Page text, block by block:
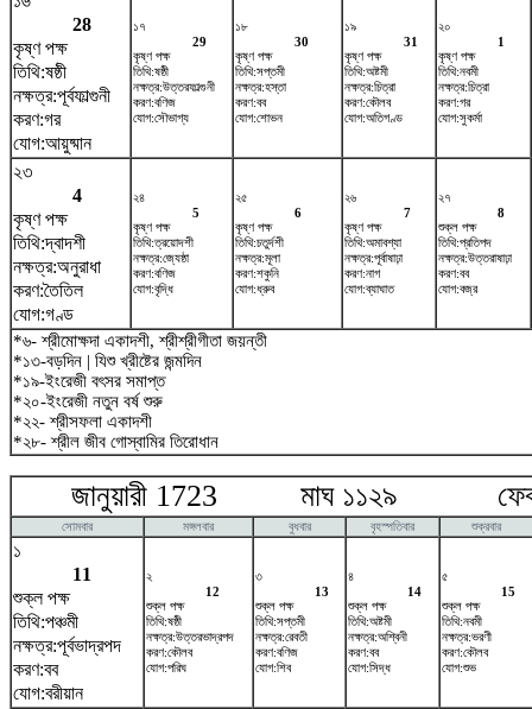
28
কৃষ্ণ পক্ষ
তিথি:ষষ্ঠী
নক্ষত্র:পূর্বফাল্গুনী
করণ:গর
যোগ:আয়ুষ্মান
১৭
29
কৃষ্ণ পক্ষ
তিথি:ষষ্ঠী
নক্ষত্র:উত্তরফাল্গুনী
করণ:বণিজ
যোগ:সৌভাগ্য
১৮
30
কৃষ্ণ পক্ষ
তিথি:সপ্তমী
নক্ষত্র:হস্তা
করণ:বব
যোগ:শোভন
১৯
31
কৃষ্ণ পক্ষ
তিথি:অষ্টমী
নক্ষত্র:চিত্রা
করণ:কৌলব
যোগ:অতিগণ্ড
২০
1
কৃষ্ণ পক্ষ
তিথি:নবমী
নক্ষত্র:চিত্রা
করণ:গর
যোগ:সুকর্মা
২৩
4
কৃষ্ণ পক্ষ
তিথি:দ্বাদশী
নক্ষত্র:অনুরাধা
করণ:তৈতিল
যোগ:গণ্ড
২৪
5
কৃষ্ণ পক্ষ
তিথি:ত্রয়োদশী
নক্ষত্র:জ্যেষ্ঠা
করণ:বণিজ
যোগ:বৃদ্ধি
২৫
6
কৃষ্ণ পক্ষ
তিথি:চতুর্দশী
নক্ষত্র:মূলা
করণ:শকুনি
যোগ:ধ্রুব
২৬
7
কৃষ্ণ পক্ষ
তিথি:অমাবশ্যা
নক্ষত্র:পূর্বাষাঢ়া
করণ:নাগ
যোগ:ব্যাঘাত
২৭
8
শুক্ল পক্ষ
তিথি:প্রতিপদ
নক্ষত্র:উত্তরাষাঢ়া
করণ:বব
যোগ:বজ্র
*৬- শ্রীমোক্ষদা একাদশী, শ্রীশ্রীগীতা জয়ন্তী
*১৩-বড়দিন | যিশু খ্রীষ্টের জন্মদিন
*১৯-ইংরেজী বৎসর সমাপ্ত
*২০-ইংরেজী নতুন বর্ষ শুরু
*২২- শ্রীসফলা একাদশী
*২৮- শ্রীল জীব গোস্বামির তিরোধান
জানুয়ারী 1723 মাঘ ১১২৯
সোমবার মঙ্গলবার বুধবার বৃহস্পতিবার শুক্রবার
১
11
শুক্ল পক্ষ
তিথি:পঞ্চমী
নক্ষত্র:পূর্বভাদ্রপদ
করণ:বব
যোগ:বরীয়ান
২
12
শুক্ল পক্ষ
তিথি:ষষ্ঠী
নক্ষত্র:উত্তরভাদ্রপদ
করণ:কৌলব
যোগ:পরিঘ
৩
13
শুক্ল পক্ষ
তিথি:সপ্তমী
নক্ষত্র:রেবতী
করণ:বণিজ
যোগ:শিব
৪
14
শুক্ল পক্ষ
তিথি:অষ্টমী
নক্ষত্র:অশ্বিনী
করণ:বব
যোগ:সিদ্ধ
৫
15
শুক্ল পক্ষ
তিথি:নবমী
নক্ষত্র:ভরণী
করণ:কৌলব
যোগ:শুভ